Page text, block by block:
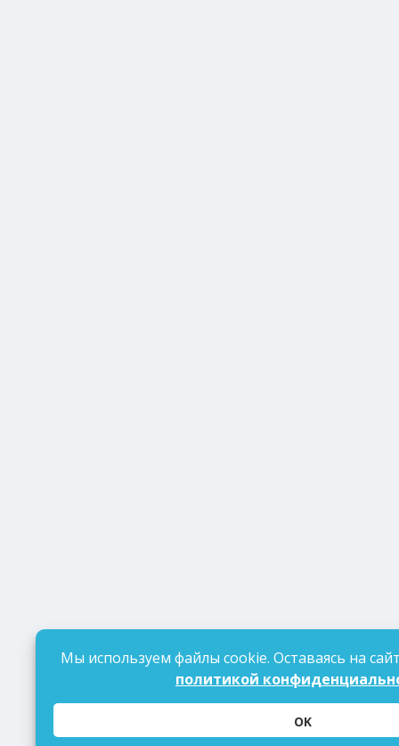
Мы используем файлы cookie. Оставаясь на
политикой
OK